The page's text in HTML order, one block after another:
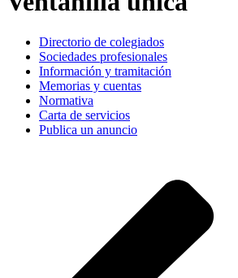
Directorio de colegiados
Sociedades profesionales
Información y tramitación
Memorias y cuentas
Normativa
Carta de servicios
Publica un anuncio